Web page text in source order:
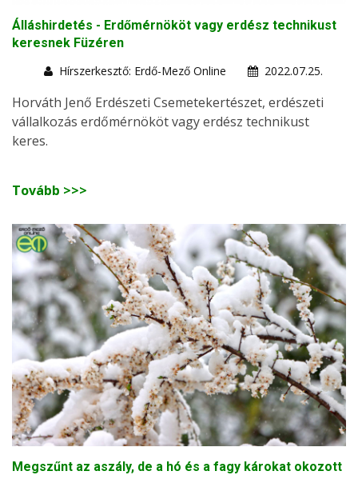
Álláshirdetés - Erdőmérnököt vagy erdész technikust
keresnek Füzéren
Hírszerkesztő: Erdő-Mező Online
2022.07.25.
Horváth Jenő Erdészeti Csemetekertészet, erdészeti
vállalkozás erdőmérnököt vagy erdész technikust
keres.
Tovább >>>
Megszűnt az aszály, de a hó és a fagy károkat okozott